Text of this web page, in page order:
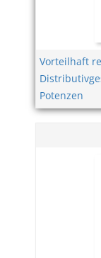
Vorteilhaft
Potenzen